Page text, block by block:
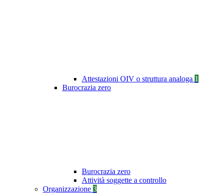
Attestazioni OIV o struttura analoga 1
Burocrazia zero
Burocrazia zero
Attività soggette a controllo
Organizzazione 3